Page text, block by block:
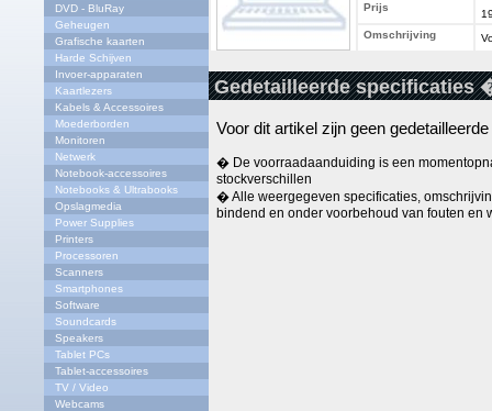
DVD - BluRay
Geheugen
Grafische kaarten
Harde Schijven
Invoer-apparaten
Kaartlezers
Kabels & Accessoires
Moederborden
Monitoren
Netwerk
Notebook-accessoires
Notebooks & Ultrabooks
Opslagmedia
Power Supplies
Printers
Processoren
Scanners
Smartphones
Software
Soundcards
Speakers
Tablet PCs
Tablet-accessoires
TV / Video
Webcams
Prijs
Omschrijving
Gedetailleerde specificaties
Voor dit artikel zijn geen
� De voorraadaanduiding is een
stockverschillen
� Alle weergegeven specificaties,
bindend en onder voorbehoud van fouten en